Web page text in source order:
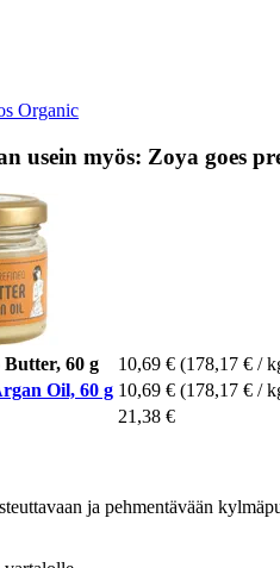
Organic
usein myös: Zoya goes
Butter, 60 g 10,69 € (178,17 € /
Oil, 60 g 10,69 € (178,17 € /
21,38 €
ja pehmentävään